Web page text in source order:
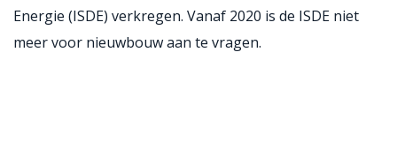
Energie (ISDE) verkregen. Vanaf 2020 is de ISDE niet
meer voor nieuwbouw aan te vragen.